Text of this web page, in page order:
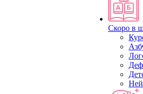
Скоро в